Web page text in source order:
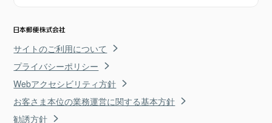
サイトのご利用について
プライバシーポリシー
Webアクセシビリティ方針
お客さま本位の業務運営に関する基本方針
勧誘方針